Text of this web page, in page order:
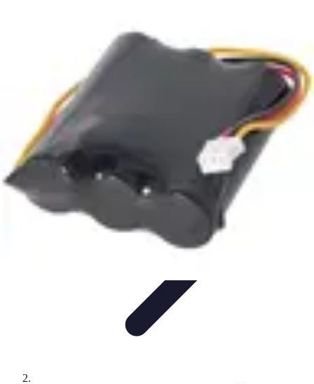
incontournable pour les IDEL, masseurs-kinésithérapeutes,
Facturation TélétransmissionTendances
Commerce Local